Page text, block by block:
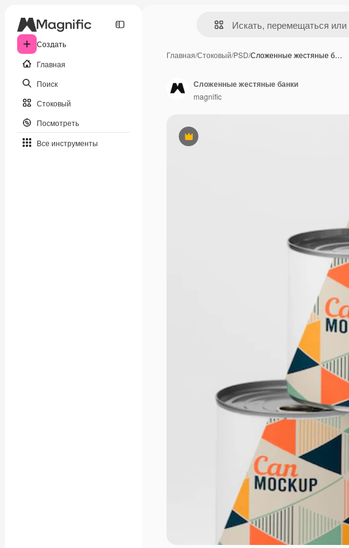
Создать
Главная
Поиск
Стоковый
Посмотреть
Все инструменты
Главная/Стоковый/PSD/Сложенные жестяные б…
Премиум
Сложенные жестяные банки
magnific